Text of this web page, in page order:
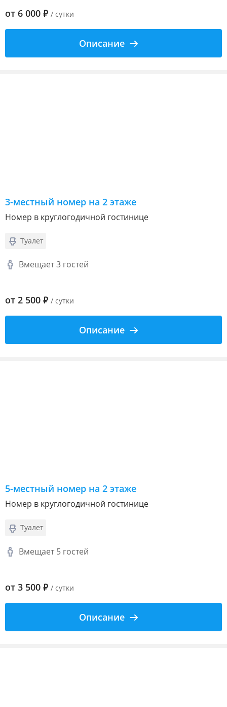
от 6 000 ₽ / сутки
Описание
3-местный номер на 2 этаже
Номер в круглогодичной гостинице
Туалет
Вмещает 3 гостей
от 2 500 ₽ / сутки
Описание
5-местный номер на 2 этаже
Номер в круглогодичной гостинице
Туалет
Вмещает 5 гостей
от 3 500 ₽ / сутки
Описание